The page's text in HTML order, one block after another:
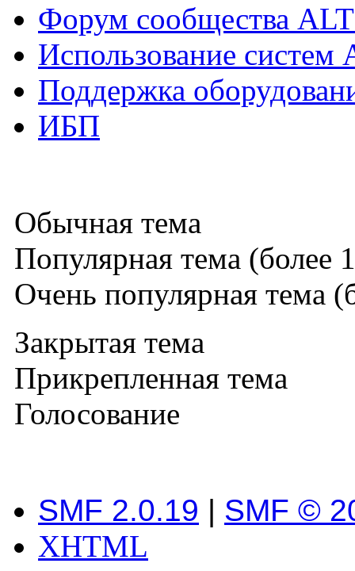
Форум сообщества
Использование систем
Поддержка
ИБП
Обычная тема
Популярная тема (более
Очень популярная тема
Закрытая тема
Прикрепленная тема
Голосование
SMF 2.0.19 | SMF ©
XHTML